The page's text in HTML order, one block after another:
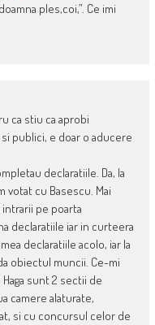
ples,coi,”. Ce imi
ca stiu ca aprobi
publici, e doar o aducere
declaratiile. Da, la
votat cu Basescu. Mai
intrarii pe poarta
declaratiile iar in curteera
declaratiile acolo, iar la
obiectul muncii. Ce-mi
sunt 2 sectii de
camere alaturate,
si cu concursul celor de